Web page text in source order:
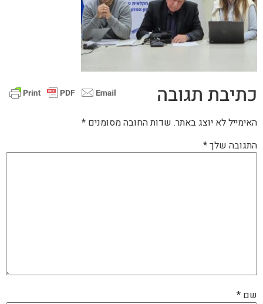
כתיבת תגובה
האימייל לא יוצג באתר. שדות החובה מסומנים *
התגובה שלך*
שם *